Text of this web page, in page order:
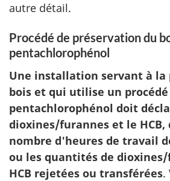
autre détail.
Procédé de préservation du
pentachlorophénol
Une installation servant à la
bois et qui utilise un procédé
pentachlorophénol doit
dioxines/furannes et le HCB,
nombre d'heures de travail
ou les quantités de
HCB rejetées ou transférées.